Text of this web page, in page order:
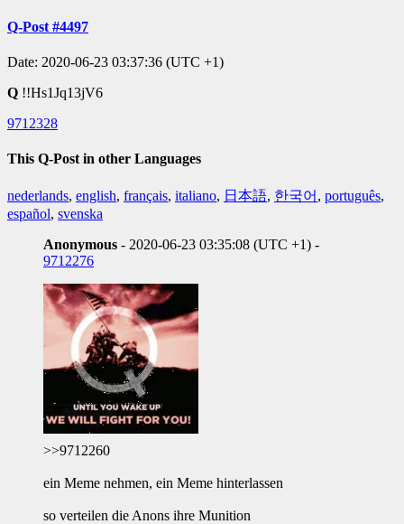
Q-Post #4497
Date: 2020-06-23 03:37:36 (UTC +1)
Q !!Hs1Jq13jV6
9712328
This Q-Post in other Languages
nederlands, english, français, italiano, 日本語, 한국어 , português,
español, svenska
Anonymous - 2020-06-23 03:35:08 (UTC +1) -
9712276
>>9712260
ein Meme nehmen, ein Meme hinterlassen
so verteilen die Anons ihre Munition